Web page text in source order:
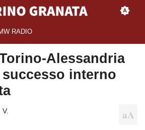
RADIO
Alessandria
successo interno
V.